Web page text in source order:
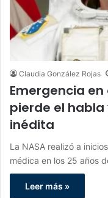
Claudia González Rojas
Emergencia
pierde el
inédita
La NASA realizó a
médica en los 25 años
Leer más »